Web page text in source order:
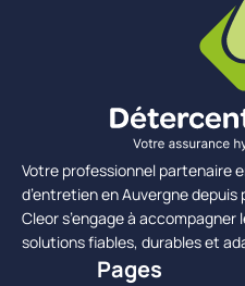
Votre professionnel partenaire
d’entretien en Auvergne
Cleor s’engage à
solutions fiables, durables et
Pages